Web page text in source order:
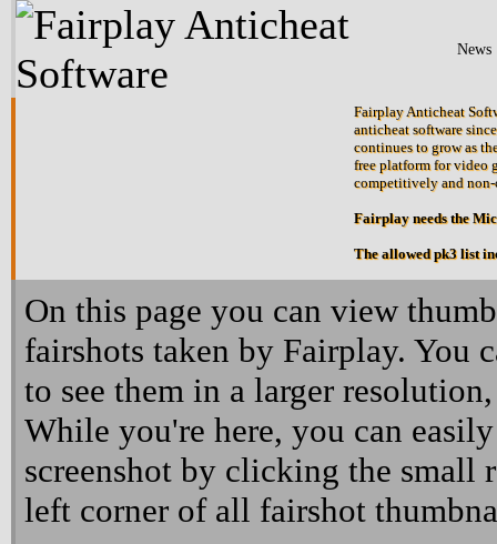
News
Fairplay Anticheat
anticheat software
continues to grow as
free platform for video
competitively and
Fairplay needs the
The allowed pk3 list
On this page you can view
fairshots taken by Fairplay. You
to see them in a larger
While you're here, you can
screenshot by clicking the small
left corner of all fairshot